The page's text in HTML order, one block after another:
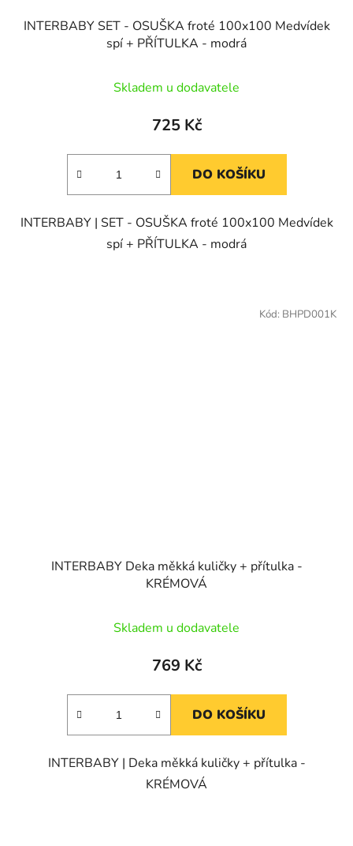
INTERBABY SET - OSUŠKA froté 100x100 Medvídek
spí + PŘÍTULKA - modrá
Skladem u dodavatele
725 Kč
DO KOŠÍKU
INTERBABY | SET - OSUŠKA froté 100x100 Medvídek
spí + PŘÍTULKA - modrá
INTERBABY Deka měkká kuličky + přítulka -
KRÉMOVÁ
Skladem u dodavatele
769 Kč
DO KOŠÍKU
INTERBABY | Deka měkká kuličky + přítulka -
KRÉMOVÁ
Kód: BHPD001K